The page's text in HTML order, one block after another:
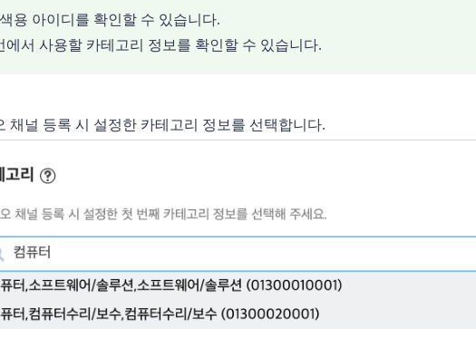
용 아이디를 확인할 수 있습니다.
에서 사용할 카테고리 정보를 확인할 수 있습니다.
채널 등록 시 설정한 카테고리 정보를 선택합니다.